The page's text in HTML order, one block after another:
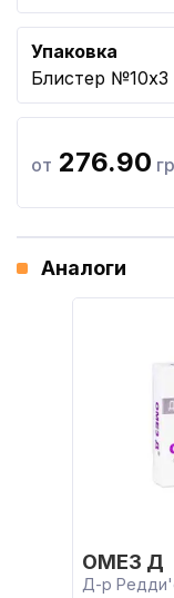
Упаковка
Блистер №10x3
от 276.90
Аналоги
ОМЕЗ Д
Д-р